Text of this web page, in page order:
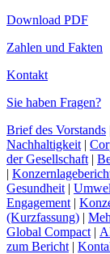
Download PDF
Zahlen und Fakten
Kontakt
Sie haben Fragen?
Brief des Vorstands
Nachhaltigkeit |
der Gesellschaft |
|
Gesundheit |
Engagement |
(Kurzfassung) |
Global Compact |
zum Bericht |